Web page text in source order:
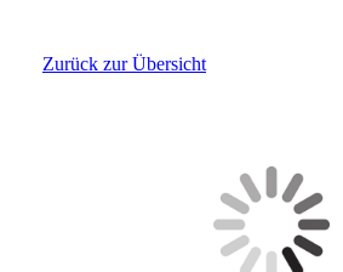
Zurück zur Übersicht